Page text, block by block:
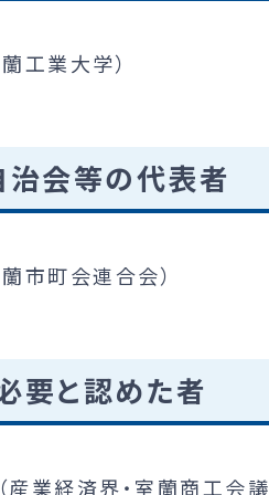
工業大学）
治会等の代表者
市町会連合会）
要と認めた者
産業経済界・室蘭商工会